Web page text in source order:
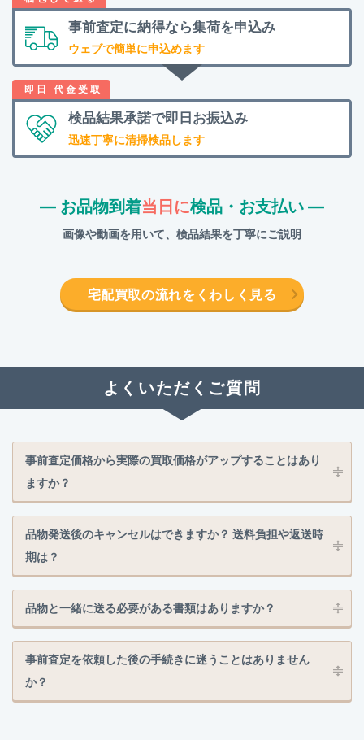
事前査定に納得なら集荷を申込み
ウェブで簡単に申込めます
検品結果承諾で即日お振込み
迅速丁寧に清掃検品します
― お品物到着当日に検品・お支払い ―
画像や動画を用いて、検品結果を丁寧にご説明
宅配買取の流れをくわしく見る
よくいただくご質問
事前査定価格から実際の買取価格がアップすることはあり
ますか？
品物発送後のキャンセルはできますか？ 送料負担や返送時
期は？
品物と一緒に送る必要がある書類はありますか？
事前査定を依頼した後の手続きに迷うことはありません
か？